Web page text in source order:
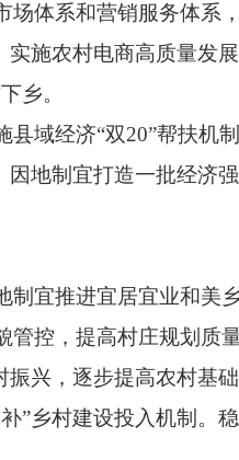
体系和营销服务体系
施农村电商高质量发
乡。
经济“双20”帮扶机制
地制宜打造一批经济
宜推进宜居宜业和美
控，提高村庄规划质
兴，逐步提高农村基
”乡村建设投入机制。